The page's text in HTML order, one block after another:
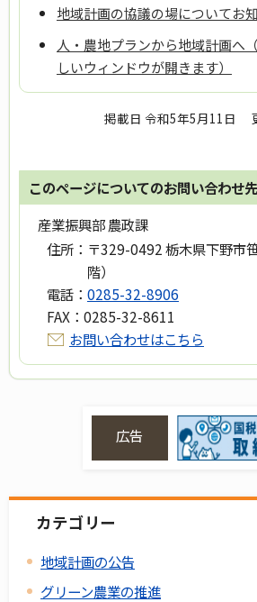
地域計画の協議の場についてお
人・農地プランから地域計画へ
しいウィンドウが開きます）
掲載日 令和5年5月11日
このページについてのお問い合わせ先
産業振興部 農政課
住所： 〒329-0492 栃木県下野市
階）
電話： 0285-32-8906
FAX： 0285-32-8611
お問い合わせはこちら
広告
カテゴリー
地域計画の公告
グリーン農業の推進